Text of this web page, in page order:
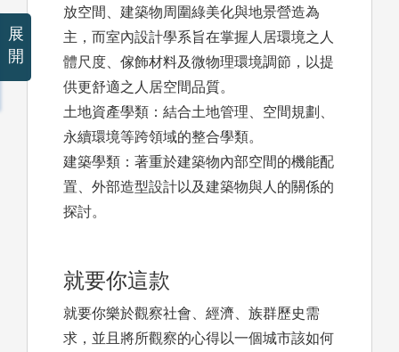
放空間、建築物周圍綠美化與地景營造為
主，而室內設計學系旨在掌握人居環境之人
體尺度、傢飾材料及微物理環境調節，以提
供更舒適之人居空間品質。
土地資產學類：結合土地管理、空間規劃、
永續環境等跨領域的整合學類。
建築學類：著重於建築物內部空間的機能配
置、外部造型設計以及建築物與人的關係的
探討。
就要你這款
就要你樂於觀察社會、經濟、族群歷史需
求，並且將所觀察的心得以一個城市該如何
展
開